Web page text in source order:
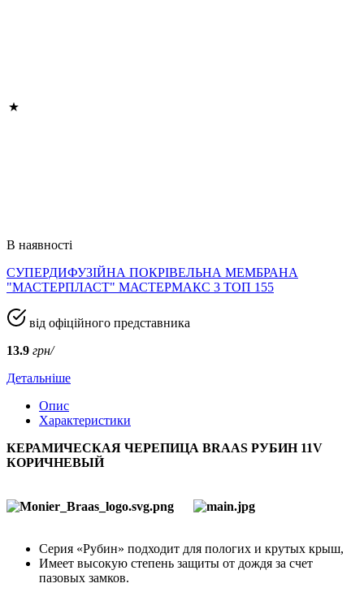
В наявності
СУПЕРДИФУЗІЙНА ПОКРІВЕЛЬНА МЕМБРАНА
"МАСТЕРПЛАСТ" МАСТЕРМАКС 3 ТОП 155
від офіційного представника
13.9 грн/
Детальніше
Опис
Характеристики
КЕРАМИЧЕСКАЯ ЧЕРЕПИЦА BRAAS РУБИН 11V
КОРИЧНЕВЫЙ
Серия «Рубин» подходит для пологих и крутых крыш,
Имеет высокую степень защиты от дождя за счет
пазовых замков.